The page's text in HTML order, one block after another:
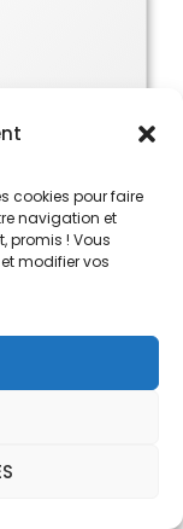
cookies pour faire
navigation et
promis ! Vous
modifier vos